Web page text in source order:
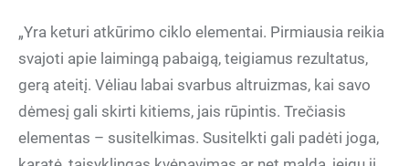
„Yra keturi atkūrimo ciklo elementai. Pirmiausia reikia
svajoti apie laimingą pabaigą, teigiamus rezultatus,
gerą ateitį. Vėliau labai svarbus altruizmas, kai savo
dėmesį gali skirti kitiems, jais rūpintis. Trečiasis
elementas – susitelkimas. Susitelkti gali padėti joga,